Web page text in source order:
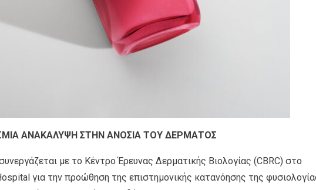
ΑΝΑΚΑΛΥΨΗ ΣΤΗΝ ΑΝΟΣΙΑ ΤΟΥ ΔΕΡΜΑΤΟΣ
με το Κέντρο Έρευνας Δερματικής Βιολογίας (CBRC) στo
για την προώθηση της επιστημονικής κατανόησης της